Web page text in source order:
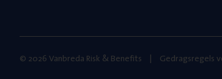
© 2026 Vanbreda Risk & Benefits Gedragsregels